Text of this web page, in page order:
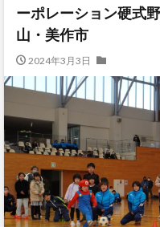
ーポレーション硬式
山・美作市
2024年3月3日